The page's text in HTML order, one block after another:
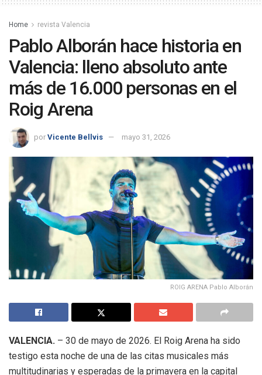
Home revista Valencia
Pablo Alborán hace historia en
Valencia: lleno absoluto ante
más de 16.000 personas en el
Roig Arena
por Vicente Bellvis mayo 31, 2026
ROIG ARENA Pablo Alborán
VALENCIA. – 30 de mayo de 2026. El Roig Arena ha sido
testigo esta noche de una de las citas musicales más
multitudinarias y esperadas de la primavera en la capital